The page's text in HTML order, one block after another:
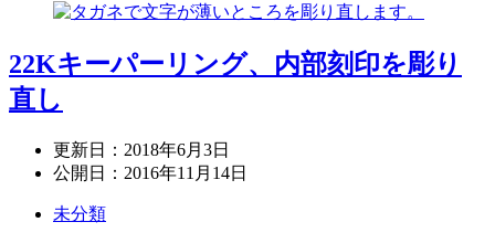
22Kキーパーリング、内部刻印を彫り
直し
更新日： 2018年6月3日
公開日： 2016年11月14日
未分類